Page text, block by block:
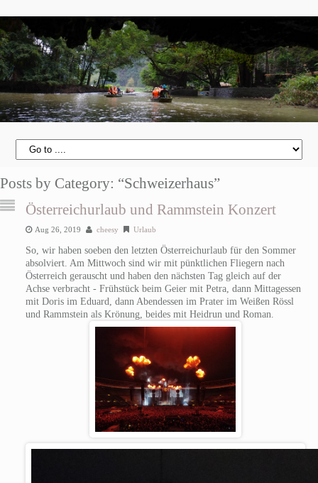
Posts by Category: “Schweizerhaus”
Österreichurlaub und Rammstein Konzert
Aug 26, 2019 cheesy Urlaub
So, wir haben soeben den letzten Österreichurlaub für den Sommer
absolviert. Am Mittwoch sind wir mit pünktlichen Fliegern nach
Österreich gerauscht und haben den nächsten Tag gleich auf der
Achse verbracht - Frühstück beim Geier mit Petra, dann Mittagessen
mit Doris im Eduard, dann Abendessen im Prater im Weißen Rössl
und Rammstein als Krönung, beides mit Heidrun und Roman.